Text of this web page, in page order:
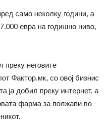
само неколку години, а
евра на годишно ниво,
преку неговите
Фактор.мк, со овој бизнис
ја добил преку интернет, а
фарма за полжави во